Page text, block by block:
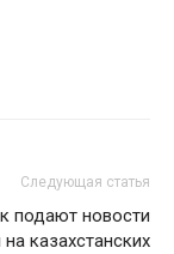
Следующая статья
подают новости
казахстанских